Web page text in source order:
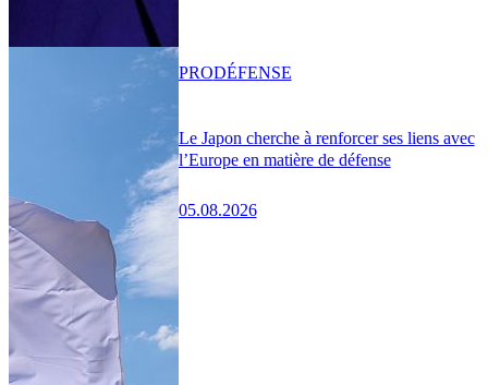
Le Japon cherche à renforcer ses liens avec
l’Europe en matière de défense
05.08.2026
PRODÉFENSE